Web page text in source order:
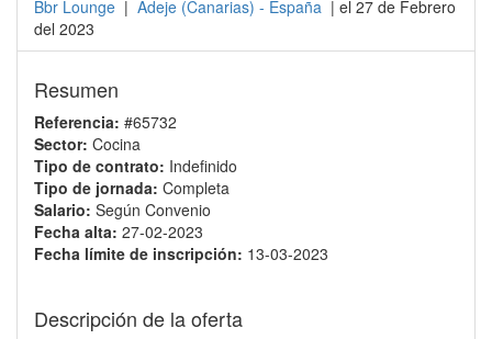
Bbr Lounge | Adeje (Canarias) - España | el 27 de Febrero
del 2023
Resumen
Referencia: #65732
Sector: Cocina
Tipo de contrato: Indefinido
Tipo de jornada: Completa
Salario: Según Convenio
Fecha alta: 27-02-2023
Fecha límite de inscripción: 13-03-2023
Descripción de la oferta